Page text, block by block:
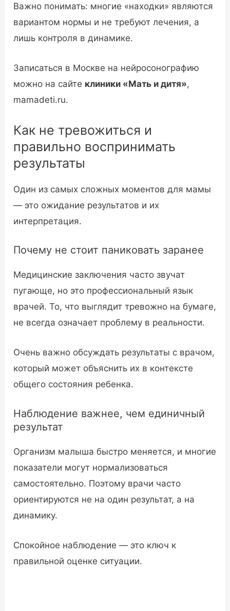
Важно понимать: многие «находки» являются
вариантом нормы и не требуют лечения, а
лишь контроля в динамике.
Записаться в Москве на нейросонографию
можно на сайте клиники «Мать и дитя»,
mamadeti.ru.
Как не тревожиться и
правильно воспринимать
результаты
Один из самых сложных моментов для мамы
— это ожидание результатов и их
интерпретация.
Почему не стоит паниковать заранее
Медицинские заключения часто звучат
пугающе, но это профессиональный язык
врачей. То, что выглядит тревожно на бумаге,
не всегда означает проблему в реальности.
Очень важно обсуждать результаты с врачом,
который может объяснить их в контексте
общего состояния ребенка.
Наблюдение важнее, чем единичный
результат
Организм малыша быстро меняется, и многие
показатели могут нормализоваться
самостоятельно. Поэтому врачи часто
ориентируются не на один результат, а на
динамику.
Спокойное наблюдение — это ключ к
правильной оценке ситуации.